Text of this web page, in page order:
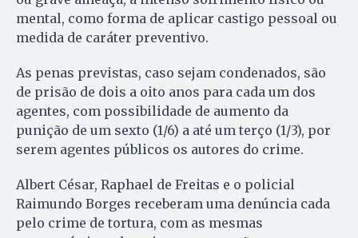
mental, como forma de aplicar castigo pessoal ou
medida de caráter preventivo.
As penas previstas, caso sejam condenados, são
de prisão de dois a oito anos para cada um dos
agentes, com possibilidade de aumento da
punição de um sexto (1/6) a até um terço (1/3), por
serem agentes públicos os autores do crime.
Albert César, Raphael de Freitas e o policial
Raimundo Borges receberam uma denúncia cada
pelo crime de tortura, com as mesmas